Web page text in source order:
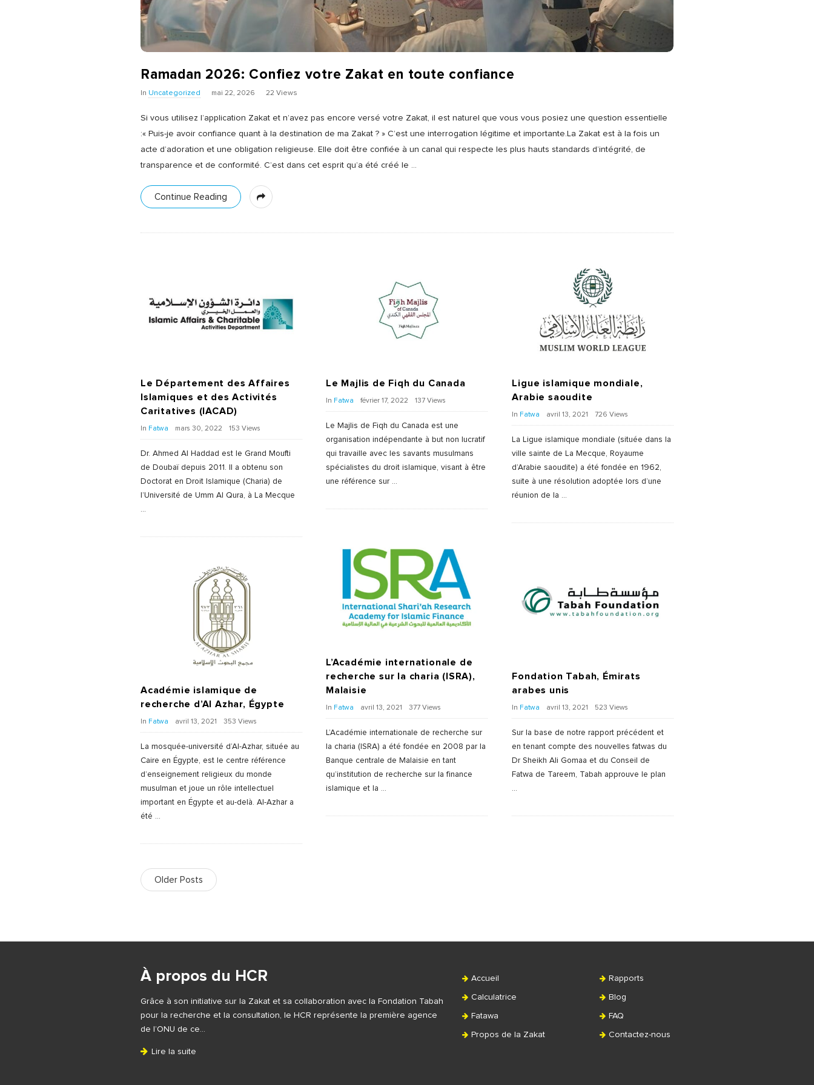
Ramadan 2026: Confiez votre Zakat en toute confiance
In Uncategorized mai 22, 2026 22 Views
Si vous utilisez l’application Zakat et n’avez pas encore versé votre Zakat, il est naturel que vous vous posiez une question essentielle
:« Puis-je avoir confiance quant à la destination de ma Zakat ? » C’est une interrogation légitime et importante.La Zakat est à la fois un
acte d’adoration et une obligation religieuse. Elle doit être confiée à un canal qui respecte les plus hauts standards d’intégrité, de
transparence et de conformité. C’est dans cet esprit qu’a été créé le …
Continue Reading
Le Département des Affaires
Islamiques et des Activités
Caritatives (IACAD)
In Fatwa mars 30, 2022 153 Views
Dr. Ahmed Al Haddad est le Grand Moufti
de Doubaï depuis 2011. Il a obtenu son
Doctorat en Droit Islamique (Charia) de
l’Université de Umm Al Qura, à La Mecque
Le Majlis de Fiqh du Canada
In Fatwa février 17, 2022 137 Views
Le Majlis de Fiqh du Canada est une
organisation indépendante à but non lucratif
qui travaille avec les savants musulmans
spécialistes du droit islamique, visant à être
une référence sur…
Ligue islamique mondiale,
Arabie saoudite
In Fatwa avril 13, 2021 726 Views
La Ligue islamique mondiale (située dans la
ville sainte de La Mecque, Royaume
d’Arabie saoudite) a été fondée en 1962,
suite à une résolution adoptée lors d’une
réunion de la
L’Académie internationale de
recherche sur la charia (ISRA),
Malaisie
In Fatwa avril 13, 2021 377 Views
L’Académie internationale de recherche sur
la charia (ISRA) a été fondée en 2008 par la
Banque centrale de Malaisie en tant
qu’institution de recherche sur la finance
islamique et la
Fondation Tabah, Émirats
arabes unis
In Fatwa avril 13, 2021 523 Views
Sur la base de notre rapport précédent et
en tenant compte des nouvelles fatwas du
Dr Sheikh Ali Gomaa et du Conseil de
Fatwa de Tareem, Tabah approuve le plan
Académie islamique de
recherche d’Al Azhar, Égypte
In Fatwa avril 13, 2021 353 Views
La mosquée-université d’Al-Azhar, située au
Caire en Égypte, est le centre référence
d’enseignement religieux du monde
musulman et joue un rôle intellectuel
important en Égypte et au-delà. Al-Azhar a
été
Older Posts
d
b
À propos du HCR
Grâce à son initiative sur la Zakat et sa collaboration avec la Fondation Tabah
pour la recherche et la consultation, le HCR représente la première agence
de l’ONU de ce…
Lire la suite
Accueil
Calculatrice
Fatawa
Propos de la Zakat
Rapports
Blog
FAQ
Contactez-nous